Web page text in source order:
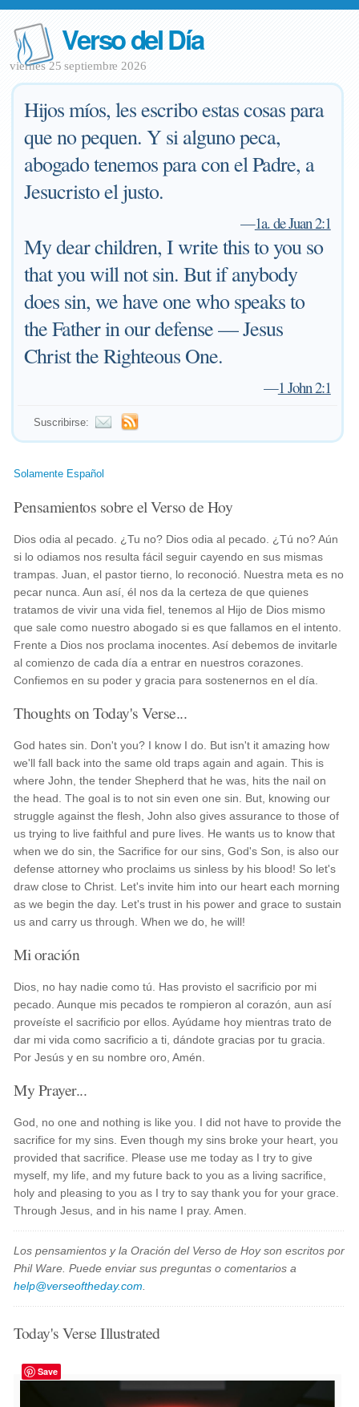
Verso del Día
viernes 25 septiembre 2026
Hijos míos, les escribo estas cosas para
que no pequen. Y si alguno peca,
abogado tenemos para con el Padre, a
Jesucristo el justo.
—1a. de Juan 2:1
My dear children, I write this to you so
that you will not sin. But if anybody
does sin, we have one who speaks to
the Father in our defense — Jesus
Christ the Righteous One.
—1 John 2:1
Suscribirse:
Solamente Español
Pensamientos sobre el Verso de Hoy
Dios odia al pecado. ¿Tu no? Dios odia al pecado. ¿Tú no? Aún
si lo odiamos nos resulta fácil seguir cayendo en sus mismas
trampas. Juan, el pastor tierno, lo reconoció. Nuestra meta es no
pecar nunca. Aun así, él nos da la certeza de que quienes
tratamos de vivir una vida fiel, tenemos al Hijo de Dios mismo
que sale como nuestro abogado si es que fallamos en el intento.
Frente a Dios nos proclama inocentes. Así debemos de invitarle
al comienzo de cada día a entrar en nuestros corazones.
Confiemos en su poder y gracia para sostenernos en el día.
Thoughts on Today's Verse...
God hates sin. Don't you? I know I do. But isn't it amazing how
we'll fall back into the same old traps again and again. This is
where John, the tender Shepherd that he was, hits the nail on
the head. The goal is to not sin even one sin. But, knowing our
struggle against the flesh, John also gives assurance to those of
us trying to live faithful and pure lives. He wants us to know that
when we do sin, the Sacrifice for our sins, God's Son, is also our
defense attorney who proclaims us sinless by his blood! So let's
draw close to Christ. Let's invite him into our heart each morning
as we begin the day. Let's trust in his power and grace to sustain
us and carry us through. When we do, he will!
Mi oración
Dios, no hay nadie como tú. Has provisto el sacrificio por mi
pecado. Aunque mis pecados te rompieron al corazón, aun así
proveíste el sacrificio por ellos. Ayúdame hoy mientras trato de
dar mi vida como sacrificio a ti, dándote gracias por tu gracia.
Por Jesús y en su nombre oro, Amén.
My Prayer...
God, no one and nothing is like you. I did not have to provide the
sacrifice for my sins. Even though my sins broke your heart, you
provided that sacrifice. Please use me today as I try to give
myself, my life, and my future back to you as a living sacrifice,
holy and pleasing to you as I try to say thank you for your grace.
Through Jesus, and in his name I pray. Amen.
Los pensamientos y la Oración del Verso de Hoy son escritos por
Phil Ware. Puede enviar sus preguntas o comentarios a
help@verseoftheday.com
Today's Verse Illustrated
Save